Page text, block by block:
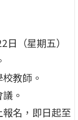
（星期五）
教師。
。
名，即日起至